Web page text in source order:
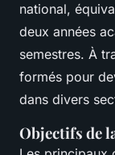
national,
deux années
semestres. À
formés pour
dans divers
Objectifs de